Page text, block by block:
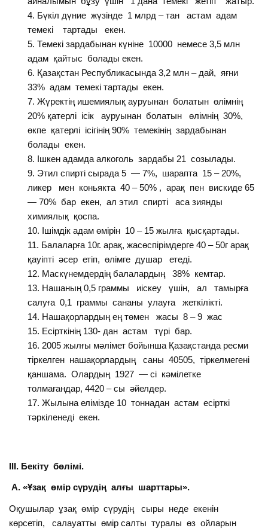
Бүкіл дүние жүзінде 1 млрд – тан астам адам
темекі тартады екен.
Темекі зардабынан күніне 10000 немесе 3,5 млн
адам қайтыс болады екен.
Қазақстан Республикасында 3,2 млн – дай, яғни
33% адам темекі тартады екен.
Жүректің ишемиялық ауруынан болатын өлімнің
20% қатерлі ісік ауруынан болатын өлімнің 30%,
өкпе қатерлі ісігінің 90% темекінің зардабынан
болады екен.
Ішкен адамда алкоголь зардабы 21 созылады.
Этил спирті сырада 5 — 7%, шарапта 15 – 20%,
ликер мен коньякта 40 – 50% , арақ пен вискиде 65
— 70% бар екен, ал этил спирті аса зиянды
химиялық қоспа.
Ішімдік адам өмірін 10 – 15 жылға қысқартады.
Балаларға 10г. арақ, жасөспірімдерге 40 – 50г арақ
қауіпті әсер етіп, өлімге душар етеді.
Маскүнемдердің балалардың 38% кемтар.
Нашаның 0,5 граммы иіскеу үшін, ал тамырға
салуға 0,1 граммы сананы улауға жеткілікті.
Нашақорлардың ең төмен жасы 8 – 9 жас
Есірткінің 130- дан астам түрі бар.
2005 жылғы мәлімет бойынша Қазақстанда ресми
тіркелген нашақорлардың саны 40505, тіркелмегені
қаншама. Олардың 1927 — сі кәмілетке
толмағандар, 4420 – сы әйелдер.
Жылына елімізде 10 тоннадан астам есірткі
тәркіленеді екен.
III. Бекіту бөлімі.
А. «Ұзақ өмір сүрудің алғы шарттары».
Оқушылар ұзақ өмір сүрудің сыры неде екенін
көрсетіп, салауатты өмір салты туралы өз ойларын